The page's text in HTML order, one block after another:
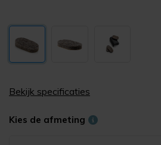
Bekijk specificaties
Kies de afmeting